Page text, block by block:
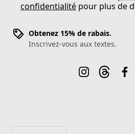
confidentialité pour plus de
Obtenez 15% de rabais.
Inscrivez-vous aux textes.